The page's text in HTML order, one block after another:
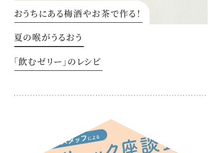
おうちにある梅酒やお茶で作る！
夏の喉がうるおう
「飲むゼリー」のレシピ